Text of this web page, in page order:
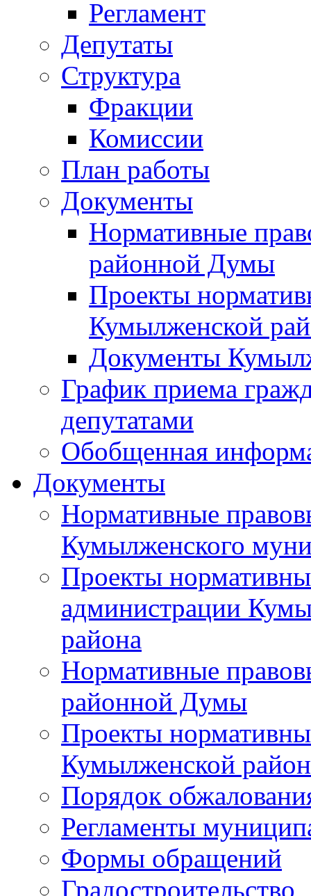
Регламент
Депутаты
Структура
Фракции
Комиссии
План работы
Документы
Нормативные
районной Думы
Проекты
Кумылженской
Документы
График приема
депутатами
Обобщенная
Документы
Нормативные
Кумылженского
Проекты
администрации
района
Нормативные
районной Думы
Проекты
Кумылженской
Порядок
Регламенты
Формы обращений
Градостроительство